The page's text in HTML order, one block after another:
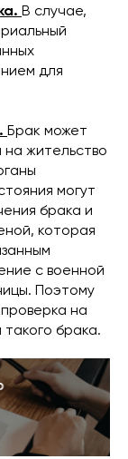
В случае,
для
Брак может
на жительство
могут
брака и
которая
с военной
Поэтому
на
брака.